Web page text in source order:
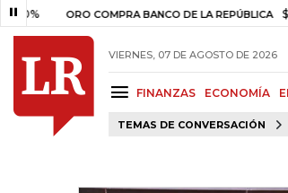
ORO COMPRA BANCO DE LA REPÚBLICA $
VIERNES, 07 DE AGOSTO DE 2026
FINANZAS ECONOMÍA
TEMAS DE CONVERSACIÓN